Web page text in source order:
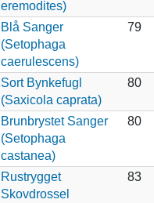
eremodites)
Blå Sanger
(Setophaga
caerulescens)
79
Sort Bynkefugl
(Saxicola caprata)
80
Brunbrystet Sanger
(Setophaga
castanea)
80
Rustrygget
Skovdrossel
83